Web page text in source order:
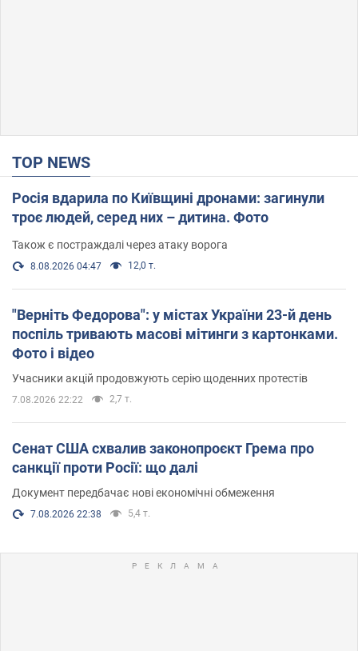
TOP NEWS
Росія вдарила по Київщині дронами: загинули
троє людей, серед них – дитина. Фото
Також є постраждалі через атаку ворога
8.08.2026 04:47 12,0 т.
"Верніть Федорова": у містах України 23-й день
поспіль тривають масові мітинги з картонками.
Фото і відео
Учасники акцій продовжують серію щоденних протестів
7.08.2026 22:22 2,7 т.
Сенат США схвалив законопроєкт Грема про
санкції проти Росії: що далі
Документ передбачає нові економічні обмеження
7.08.2026 22:38 5,4 т.